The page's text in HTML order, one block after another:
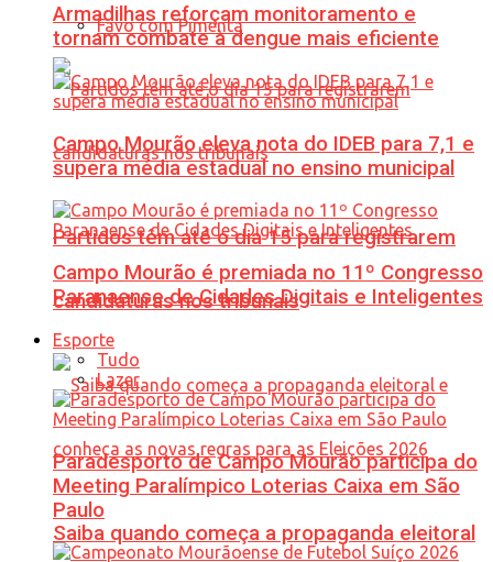
Favo com Pimenta
Partidos têm até o dia 15 para registrarem
candidaturas nos tribunais
Saiba quando começa a propaganda eleitoral
Armadilhas reforçam monitoramento e
tornam combate à dengue mais eficiente
Campo Mourão eleva nota do IDEB para 7,1 e
supera média estadual no ensino municipal
Campo Mourão é premiada no 11º Congresso
Paranaense de Cidades Digitais e Inteligentes
Esporte
Tudo
Lazer
Paradesporto de Campo Mourão participa do
Meeting Paralímpico Loterias Caixa em São
Paulo